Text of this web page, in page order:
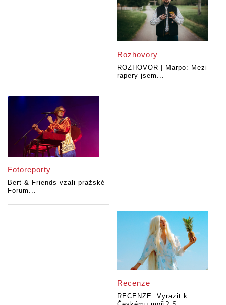
Rozhovory
ROZHOVOR | Marpo: Mezi
rapery jsem...
Fotoreporty
Bert & Friends vzali pražské
Forum...
Recenze
RECENZE: Vyrazit k